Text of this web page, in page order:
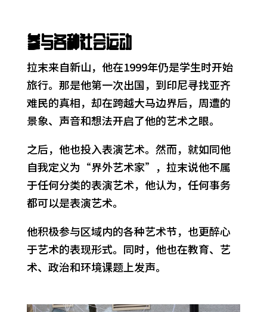
参与各种社会运动
拉末来自新山，他在1999年仍是学生时开始
旅行。那是他第一次出国，到印尼寻找亚齐
难民的真相，却在跨越大马边界后，周遭的
景象、声音和想法开启了他的艺术之眼。
之后，他也投入表演艺术。然而，就如同他
自我定义为“界外艺术家”，拉末说他不属
于任何分类的表演艺术，他认为，任何事务
都可以是表演艺术。
他积极参与区域内的各种艺术节，也更醉心
于艺术的表现形式。同时，他也在教育、艺
术、政治和环境课题上发声。